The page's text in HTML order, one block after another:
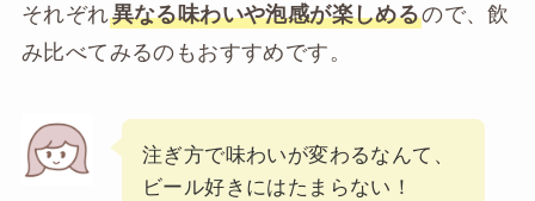
それぞれ異なる味わいや泡感が楽しめるので、飲
み比べてみるのもおすすめです。
注ぎ方で味わいが変わるなんて、
ビール好きにはたまらない！